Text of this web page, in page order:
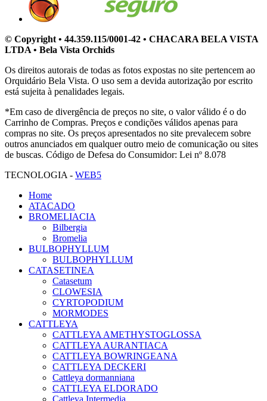
© Copyright • 44.359.115/0001-42 • CHACARA BELA VISTA
LTDA • Bela Vista Orchids
Os direitos autorais de todas as fotos expostas no site pertencem ao
Orquidário Bela Vista. O uso sem a devida autorização por escrito
está sujeita à penalidades legais.
*Em caso de divergência de preços no site, o valor válido é o do
Carrinho de Compras. Preços e condições válidos apenas para
compras no site. Os preços apresentados no site prevalecem sobre
outros anunciados em qualquer outro meio de comunicação ou sites
de buscas. Código de Defesa do Consumidor: Lei nº 8.078
TECNOLOGIA - WEB5
Home
ATACADO
BROMELIACIA
Bilbergia
Bromelia
BULBOPHYLLUM
BULBOPHYLLUM
CATASETINEA
Catasetum
CLOWESIA
CYRTOPODIUM
MORMODES
CATTLEYA
CATTLEYA AMETHYSTOGLOSSA
CATTLEYA AURANTIACA
CATTLEYA BOWRINGEANA
CATTLEYA DECKERI
Cattleya dormanniana
CATTLEYA ELDORADO
Cattleya Intermedia